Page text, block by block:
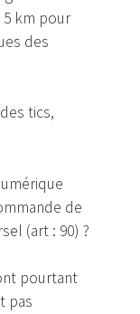
km pour
des
tics,
de
(art : 90) ?
pourtant
pas